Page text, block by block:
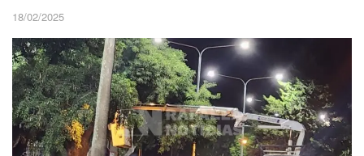
18/02/2025